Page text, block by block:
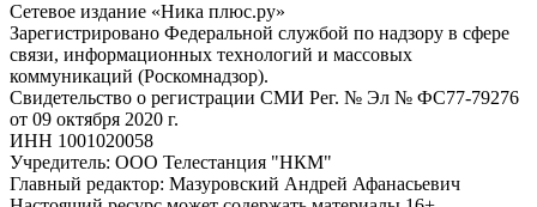
Сетевое издание «Ника плюс.ру»
Зарегистрировано Федеральной службой по надзору в сфере
связи, информационных технологий и массовых
коммуникаций (Роскомнадзор).
Свидетельство о регистрации СМИ Рег. № Эл № ФС77-79276
от 09 октября 2020 г.
ИНН 1001020058
Учредитель: ООО Телестанция "НКМ"
Главный редактор: Мазуровский Андрей Афанасьевич